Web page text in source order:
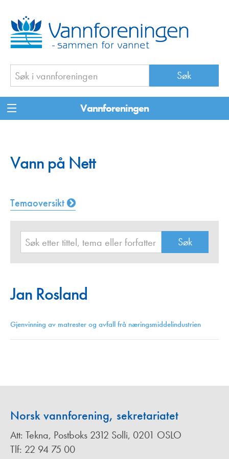
Vannforeningen
Vann på Nett
Temaoversikt
Jan Rosland
Gjenvinning av matrester og avfall frå næringsmiddelindustrien
Norsk vannforening, sekretariatet
Att: Tekna, Postboks 2312 Solli, 0201 OSLO
Tlf: 22 94 75 00